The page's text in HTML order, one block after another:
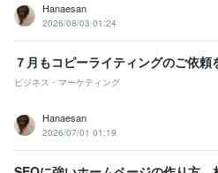
学歴
立教大学 1995年3月 ~ 1996年2月
英国留学 2000年7月 ~ 2001年6月
語学力
英語 ビジネスレベル
Hanaesan
2026/08/03 01:24
７月もコピーライティングのご依頼
ビジネス・マーケティング
Hanaesan
2026/07/01 01:19